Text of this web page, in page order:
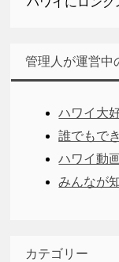
管理人が運営中
ハワイ大
誰でもで
ハワイ動
みんなが
カテゴリー